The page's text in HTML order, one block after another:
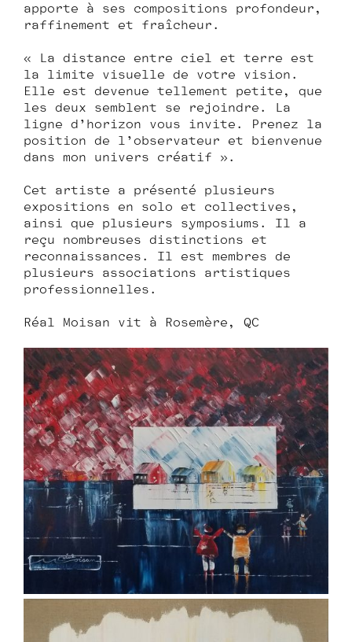
apporte à ses compositions profondeur,
raffinement et fraîcheur.
« La distance entre ciel et terre est
la limite visuelle de votre vision.
Elle est devenue tellement petite, que
les deux semblent se rejoindre. La
ligne d’horizon vous invite. Prenez la
position de l’observateur et bienvenue
dans mon univers créatif ».
Cet artiste a présenté plusieurs
expositions en solo et collectives,
ainsi que plusieurs symposiums. Il a
reçu nombreuses distinctions et
reconnaissances. Il est membres de
plusieurs associations artistiques
professionnelles.
Réal Moisan vit à Rosemère, QC